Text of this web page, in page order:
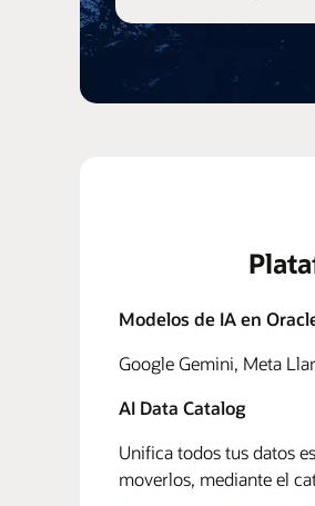
Modelos de IA en
Google Gemini, Meta
AI Data Catalog
Unifica todos tus datos
moverlos, mediante el